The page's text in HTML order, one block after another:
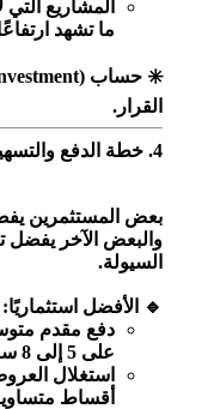
المشاريع
ما تشهد
القرار.
4. خطة الدفع والتسهيلات المالية
بعض المستثمرين
والبعض الآخر يفضل
السيولة.
🔹 الأفضل استثماريًا:
على 5 إلى 8 سنوات بدون فوائد.
أقساط